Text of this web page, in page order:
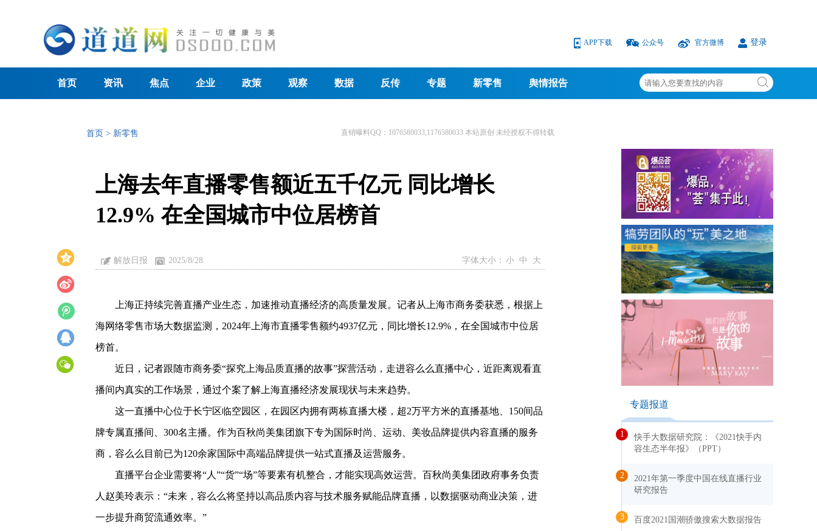
APP下载 公众号 官方微博 登录
首页 资讯 焦点 企业 政策 观察 数据 反传 专题 新零售 舆情报告
首页 > 新零售 直销曝料QQ：1076580033,1176580033 本站原创 未经授权不得转载
上海去年直播零售额近五千亿元 同比增长
12.9% 在全国城市中位居榜首
解放日报 2025/8/28 字体大小： 小 中 大
上海正持续完善直播产业生态，加速推动直播经济的高质量发展。记者从上海市商务委获悉，根据上
海网络零售市场大数据监测，2024年上海市直播零售额约4937亿元，同比增长12.9%，在全国城市中位居
榜首。
近日，记者跟随市商务委“探究上海品质直播的故事”探营活动，走进容么么直播中心，近距离观看直
播间内真实的工作场景，通过个案了解上海直播经济发展现状与未来趋势。
这一直播中心位于长宁区临空园区，在园区内拥有两栋直播大楼，超2万平方米的直播基地、150间品
牌专属直播间、300名主播。作为百秋尚美集团旗下专为国际时尚、运动、美妆品牌提供内容直播的服务
商，容么么目前已为120余家国际中高端品牌提供一站式直播及运营服务。
直播平台企业需要将“人”“货”“场”等要素有机整合，才能实现高效运营。百秋尚美集团政府事务负责
人赵美玲表示：“未来，容么么将坚持以高品质内容与技术服务赋能品牌直播，以数据驱动商业决策，进
一步提升商贸流通效率。”
专题报道
1
快手大数据研究院：《2021快手内
容生态半年报》（PPT）
2
2021年第一季度中国在线直播行业
研究报告
3 百度2021国潮骄傲搜索大数据报告